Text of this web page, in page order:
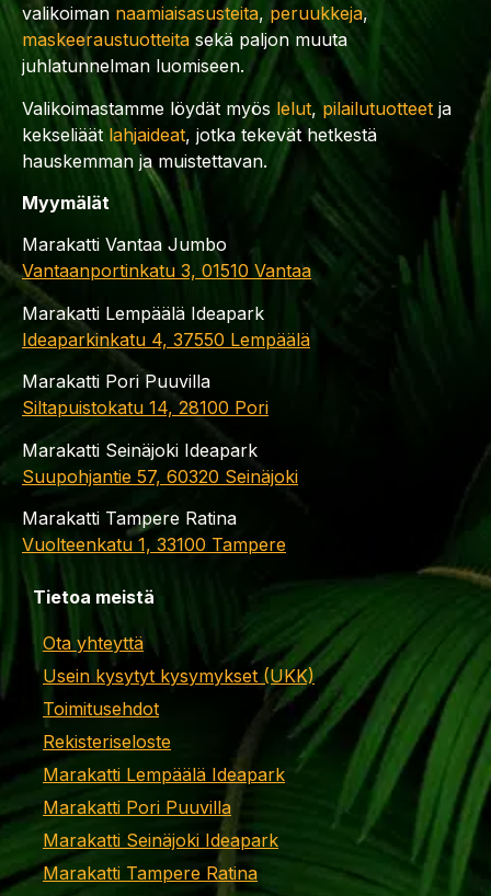
valikoiman naamiaisasusteita, peruukkeja,
maskeeraustuotteita sekä paljon muuta
juhlatunnelman luomiseen.
Valikoimastamme löydät myös lelut,pilailutuotteet ja
kekseliäät lahjaideat, jotka tekevät hetkestä
hauskemman ja muistettavan.
Myymälät
Marakatti Vantaa Jumbo
Vantaanportinkatu 3, 01510 Vantaa
Marakatti Lempäälä Ideapark
Ideaparkinkatu 4, 37550 Lempäälä
Marakatti Pori Puuvilla
Siltapuistokatu 14, 28100 Pori
Marakatti Seinäjoki Ideapark
Suupohjantie 57, 60320 Seinäjoki
Marakatti Tampere Ratina
Vuolteenkatu 1, 33100 Tampere
Tietoa meistä
Ota yhteyttä
Usein kysytyt kysymykset (UKK)
Toimitusehdot
Rekisteriseloste
Marakatti Lempäälä Ideapark
Marakatti Pori Puuvilla
Marakatti Seinäjoki Ideapark
Marakatti Tampere Ratina